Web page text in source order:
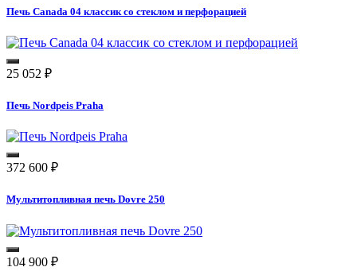
Печь Canada 04 классик со стеклом и перфорацией
25 052 ₽
Печь Nordpeis Praha
372 600 ₽
Мультитопливная печь Dovre 250
104 900 ₽